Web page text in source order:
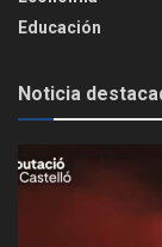
Educación
Noticia